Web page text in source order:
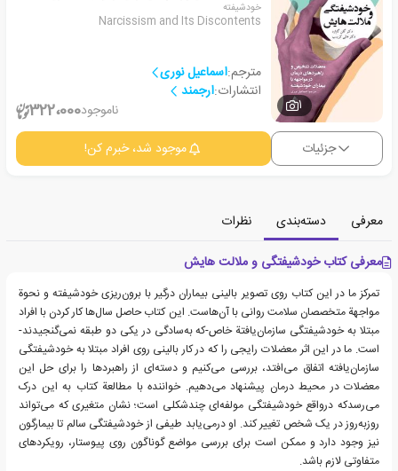
1
خودشیفته
Narcissism and Its Discontents
مترجم:اسماعیل نوری
انتشارات:ارجمند
ناموجود322،000
جزئیات موجود شد، خبرم کن!
معرفی دسته‌بندی
نظرات
معرفی کتاب خودشیفتگی و ملالت هایش
تمرکز ما در این کتاب روی تصویر بالینی بیماران درگیر با برون‌ریزی خودشیفته و نحوة
مواجهة متخصصان سلامت روانی با آن‌هاست. این کتاب حاصل سال‌ها کار کردن با افراد
مبتلا به خودشیفتگی سازمان‌یافتة خاص-که به‌سادگی در یکی دو طبقه نمی‌گنجیدند-
است. ما در این اثر معضلات رایجی را که در کار بالینی روی افراد مبتلا به خودشیفتگی
سازمان‌یافته اتفاق می‌افتد، بررسی می‌کنیم و دسته‌ای از راهبردها را برای حل این
معضلات در محیط درمان پیشنهاد می‌دهیم. خواننده با مطالعة کتاب به این درک
می‌رسدکه درواقع خودشیفتگی مولفه‌ای چندشکلی است؛ نشان متغیری که می‌تواند
روزبه‌روز در یک شخص تغییر کند. او درمی‌یابد طیفی از خودشیفتگی سالم تا بیمارگون
نیز وجود دارد و ممکن است برای بررسی مواضع گوناگون روی پیوستار، رویکردهای
متفاوتی لازم باشد.